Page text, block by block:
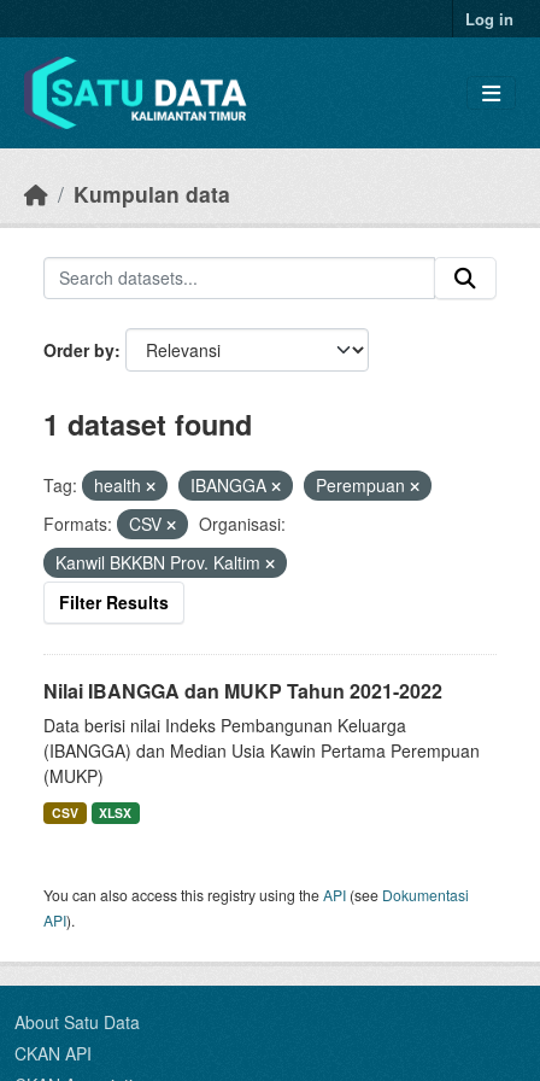
Log in
Kumpulan data
Order by
1 dataset found
Tag: health IBANGGA
Perempuan
Formats:
CSV
Organisasi:
Kanwil BKKBN Prov. Kaltim
Filter Results
Nilai IBANGGA dan MUKP Tahun 2021-2022
Data berisi nilai Indeks Pembangunan Keluarga
(IBANGGA) dan Median Usia Kawin Pertama Perempuan
(MUKP)
CSV XLSX
You can also access this registry using theAPI (see Dokumentasi
API).
About Satu Data
CKAN API